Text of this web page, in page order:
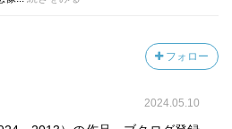
いていると聞きます。ここで言
る人はそれ程いないでしょう。
団で、目的を達成するには、根
フォロー
2024.05.10